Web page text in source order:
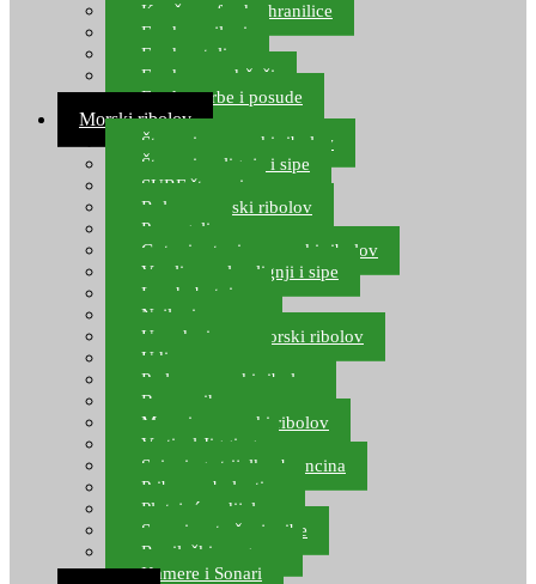
Kopče za feeder hranilice
Feeder najloni
Feeder stolice
Feeder arm držači
Feeder torbe i posude
Morski ribolov
Štapovi za morski ribolov
Štapovi za lignje i sipe
SURF štapovi
Role za morski ribolov
Parangali
Gotovi setovi za morski ribolov
Varalice za lov lignji i sipe
Lov hobotnice
Najloni za more
Upredenice za morski ribolov
Udice za more
Perle za morski ribolov
Brum prihrana za more
Mamci za morski ribolov
Vertical Jigging
Spinning strijelke, brancina
Pribor za bolentino
Plutajuća odijela
Sonari za traženje ribe
Ronilački program
Kamere i Sonari